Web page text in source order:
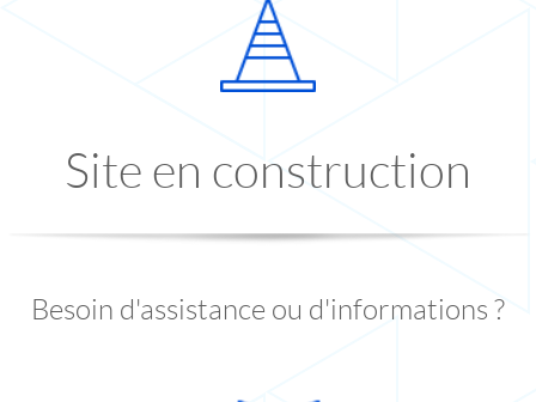
Site en construction
Besoin d'assistance ou d'informations ?